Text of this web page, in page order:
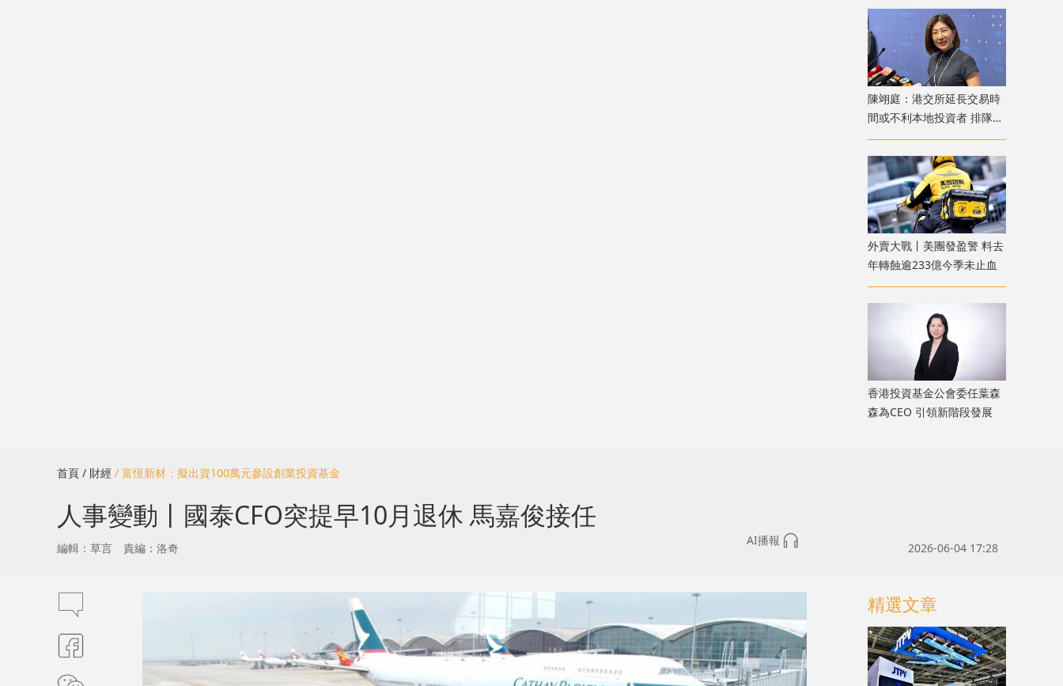
陳翊庭：港交所延長交易時
間或不利本地投資者 排隊上
市公司數量創新高
外賣大戰丨美團發盈警 料去
年轉蝕逾233億今季未止血
香港投資基金公會委任葉森
森為CEO 引領新階段發展
首頁 / 財經 / 富恆新材：擬出資100萬元參設創業投資基金
人事變動丨國泰CFO突提早10月退休 馬嘉俊接任
AI播報
編輯：草言 責編：洛奇 2026-06-04 17:28
精選文章